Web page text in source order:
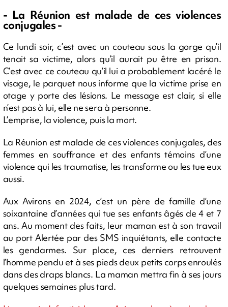
- La Réunion est malade de ces violences
conjugales -
Ce lundi soir, c’est avec un couteau sous la gorge qu’il
tenait sa victime, alors qu’il aurait pu être en prison.
C’est avec ce couteau qu’il lui a probablement lacéré le
visage, le parquet nous informe que la victime prise en
otage y porte des lésions. Le message est clair, si elle
n’est pas à lui, elle ne sera à personne.
L’emprise, la violence, puis la mort.
La Réunion est malade de ces violences conjugales, des
femmes en souffrance et des enfants témoins d’une
violence qui les traumatise, les transforme ou les tue eux
aussi.
Aux Avirons en 2024, c’est un père de famille d’une
soixantaine d’années qui tue ses enfants âgés de 4 et 7
ans. Au moment des faits, leur maman est à son travail
au port Alertée par des SMS inquiétants, elle contacte
les gendarmes. Sur place, ces derniers retrouvent
l’homme pendu et à ses pieds deux petits corps enroulés
dans des draps blancs. La maman mettra fin à ses jours
quelques semaines plus tard.